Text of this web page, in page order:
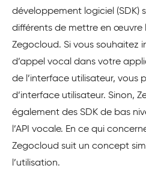
développement logiciel (SDK)
différents de mettre en œuvre
Zegocloud. Si vous souhaitez
d’appel vocal dans votre
de l’interface utilisateur, vous
d’interface utilisateur. Sinon,
également des SDK de bas
l’API vocale. En ce qui
Zegocloud suit un concept
l’utilisation.